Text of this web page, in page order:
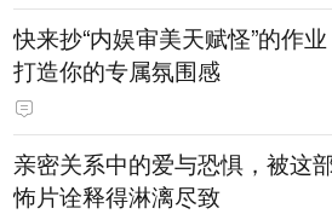
快来抄“内娱审美天赋怪”的作业
打造你的专属氛围感
亲密关系中的爱与恐惧，被这
怖片诠释得淋漓尽致